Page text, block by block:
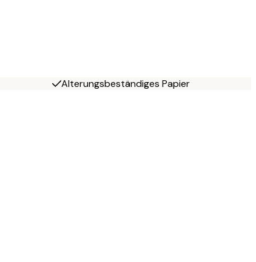
Alterungsbeständiges Papier